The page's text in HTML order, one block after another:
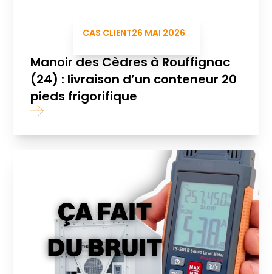
CAS CLIENT26 MAI 2026
Manoir des Cèdres à Rouffignac
(24) : livraison d’un conteneur 20
pieds frigorifique